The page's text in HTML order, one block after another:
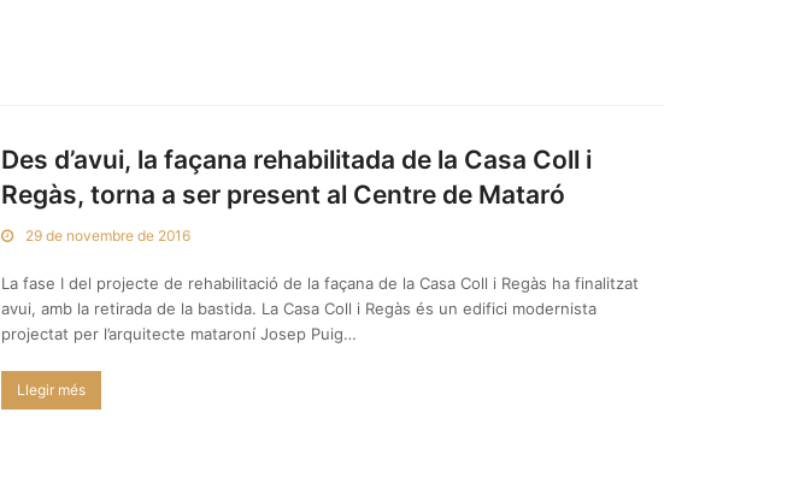
Des d’avui, la façana rehabilitada de la Casa Coll i
Regàs, torna a ser present al Centre de Mataró
29 de novembre de 2016
La fase I del projecte de rehabilitació de la façana de la Casa Coll i Regàs ha finalitzat
avui, amb la retirada de la bastida. La Casa Coll i Regàs és un edifici modernista
projectat per l’arquitecte mataroní Josep Puig…
Llegir més